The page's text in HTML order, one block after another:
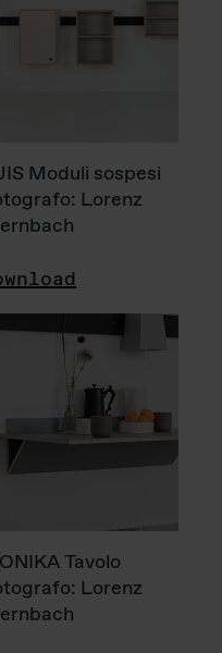
Moduli sospesi
Lorenz
Tavolo
Lorenz